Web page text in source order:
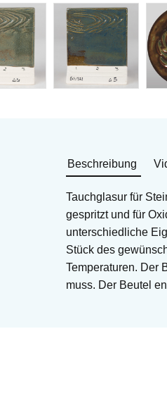
Beschreibung
Tauchglasur für
gespritzt und für
unterschiedliche
Stück des
Temperaturen. Der
muss. Der Beutel